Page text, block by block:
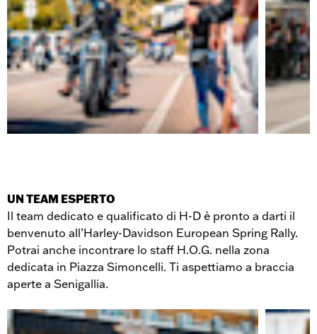
UN TEAM ESPERTO
Il team dedicato e qualificato di H-D è pronto a darti il
benvenuto all’Harley-Davidson European Spring Rally.
Potrai anche incontrare lo staff H.O.G. nella zona
dedicata in Piazza Simoncelli. Ti aspettiamo a braccia
aperte a Senigallia.